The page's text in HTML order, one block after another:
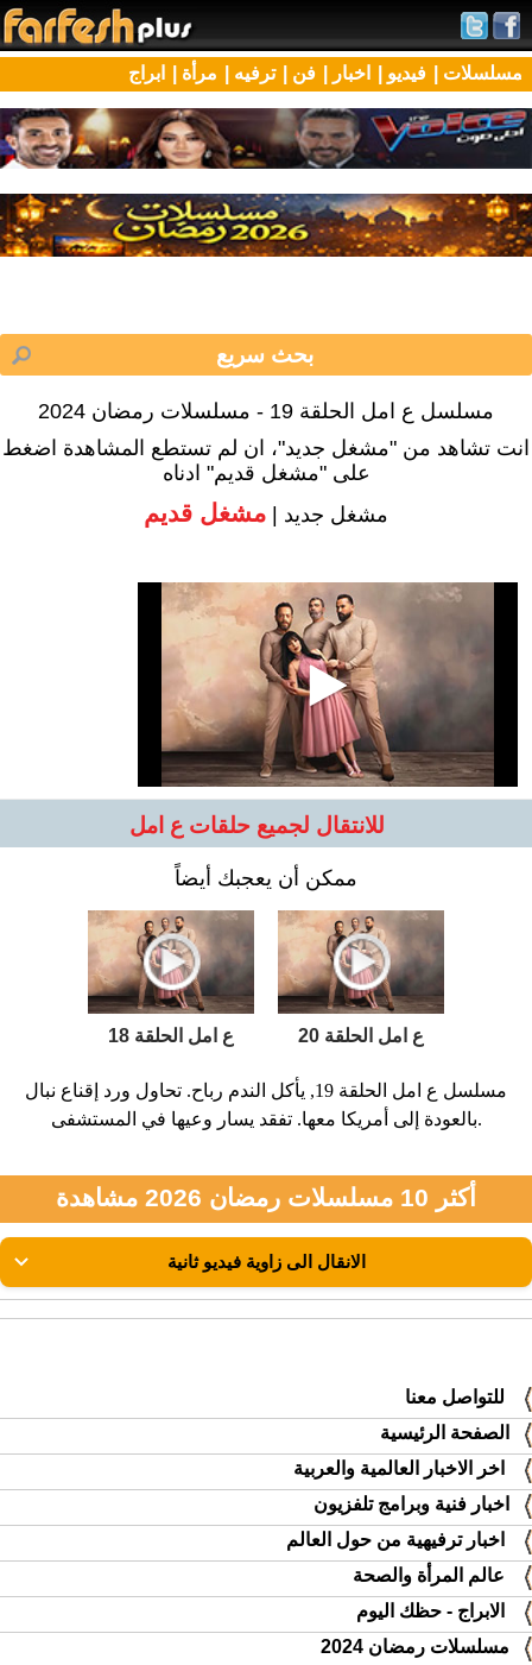
مسلسلات | فيديو | اخبار | فن | ترفيه | مرأة | ابراج
مسلسل ع امل الحلقة 19 - مسلسلات رمضان 2024
انت تشاهد من "مشغل جديد"، ان لم تستطع المشاهدة اضغط
على "مشغل قديم" ادناه
مشغل جديد | مشغل قديم
للانتقال لجميع حلقات ع امل
ممكن أن يعجبك أيضاً
ع امل الحلقة 20 ع امل الحلقة 18
مسلسل ع امل الحلقة 19, يأكل الندم رباح. تحاول ورد إقناع نبال
بالعودة إلى أمريكا معها. تفقد يسار وعيها في المستشفى.
أكثر 10 مسلسلات رمضان 2026 مشاهدة
للتواصل معنا
الصفحة الرئيسية
اخر الاخبار العالمية والعربية
اخبار فنية وبرامج تلفزيون
اخبار ترفيهية من حول العالم
عالم المرأة والصحة
الابراج - حظك اليوم
مسلسلات رمضان 2024